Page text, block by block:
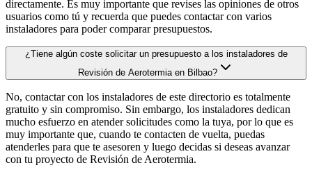
directamente. Es muy importante que revises las opiniones de otros
usuarios como tú y recuerda que puedes contactar con varios
instaladores para poder comparar presupuestos.
¿Tiene algún coste solicitar un presupuesto a los instaladores de
Revisión de Aerotermia en Bilbao?
No, contactar con los instaladores de este directorio es totalmente
gratuito y sin compromiso. Sin embargo, los instaladores dedican
mucho esfuerzo en atender solicitudes como la tuya, por lo que es
muy importante que, cuando te contacten de vuelta, puedas
atenderles para que te asesoren y luego decidas si deseas avanzar
con tu proyecto de Revisión de Aerotermia.